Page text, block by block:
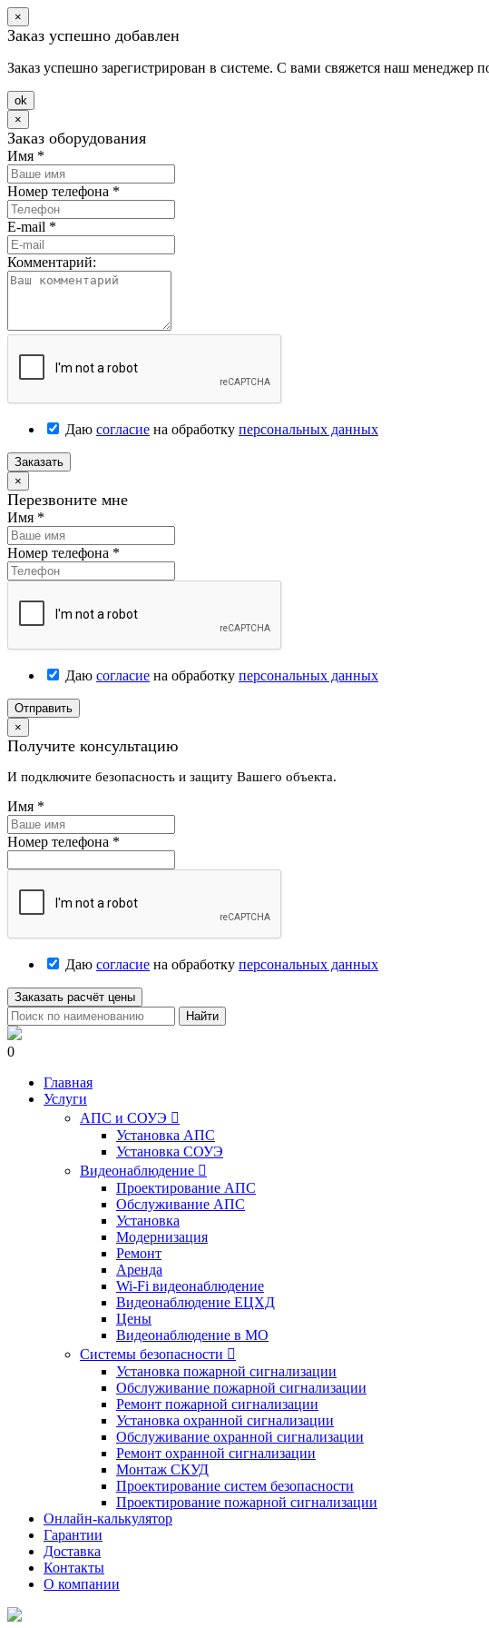
×
Заказ успешно добавлен
Заказ успешно зарегистрирован в системе. С вами свяжется наш менеджер
оk
×
Заказ оборудования
Имя *
Номер телефона *
E-mail *
Комментарий:
Даю согласие на обработку персональных данных
Заказать
×
Перезвоните мне
Имя *
Номер телефона *
Даю согласие на обработку персональных данных
Отправить
×
Получите консультацию
И подключите безопасность и защиту Вашего объекта.
Имя *
Номер телефона *
Даю согласие на обработку персональных данных
Заказать расчёт цены
Найти
0
Главная
Услуги
АПС и СОУЭ 
Установка АПС
Установка СОУЭ
Видеонаблюдение 
Проектирование АПС
Обслуживание АПС
Установка
Модернизация
Ремонт
Аренда
Wi-Fi видеонаблюдение
Видеонаблюдение ЕЦХД
Цены
Видеонаблюдение в МО
Системы безопасности 
Установка пожарной сигнализации
Обслуживание пожарной сигнализации
Ремонт пожарной сигнализации
Установка охранной сигнализации
Обслуживание охранной сигнализации
Ремонт охранной сигнализации
Монтаж СКУД
Проектирование систем безопасности
Проектирование пожарной сигнализации
Онлайн-калькулятор
Гарантии
Доставка
Контакты
О компании